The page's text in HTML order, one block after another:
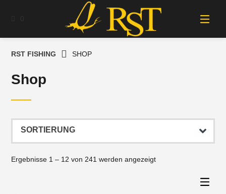
RST FISHING SHOP
Shop
Ergebnisse 1 – 12 von 241 werden angezeigt